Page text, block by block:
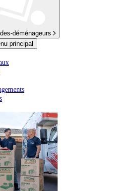
déménageurs
principal